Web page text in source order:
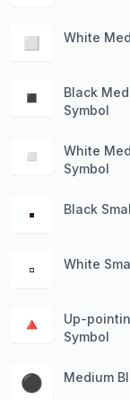
◻️ White
◾️
Black
Symbol
◽️
White
Symbol
▪️ Black
▫️ White
🔺
Up-
Symbol
⚫️ Medium